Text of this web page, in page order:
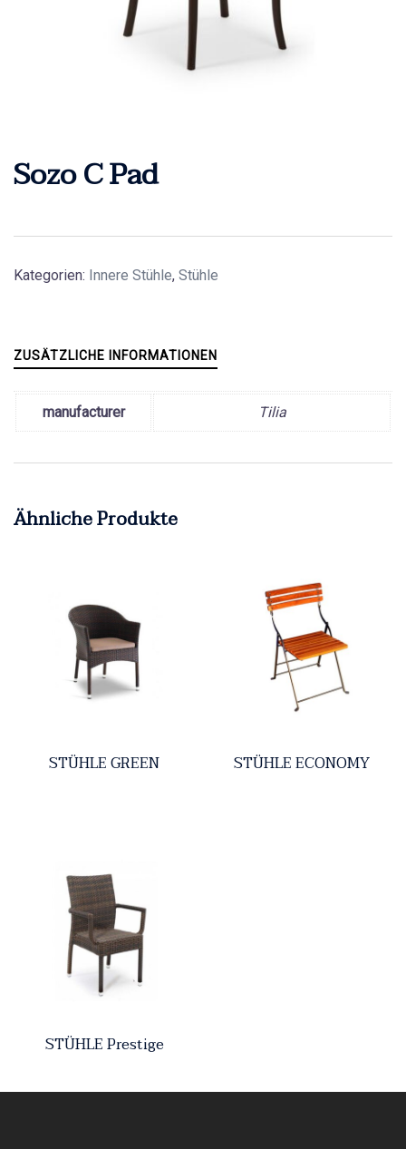
Sozo C Pad
Kategorien: Innere Stühle, Stühle
ZUSÄTZLICHE INFORMATIONEN
manufacturer Tilia
Ähnliche Produkte
STÜHLE GREEN STÜHLE ECONOMY
STÜHLE Prestige